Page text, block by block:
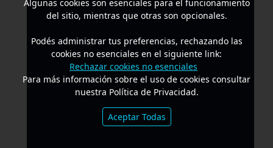
Algunas cookies son esenciales para el funcionamiento
del sitio, mientras que otras son opcionales.
Podés administrar tus preferencias, rechazando las
cookies no esenciales en el siguiente link:
Rechazar cookies no esenciales
Para más información sobre el uso de cookies consultar
nuestra Política de Privacidad.
Aceptar Todas